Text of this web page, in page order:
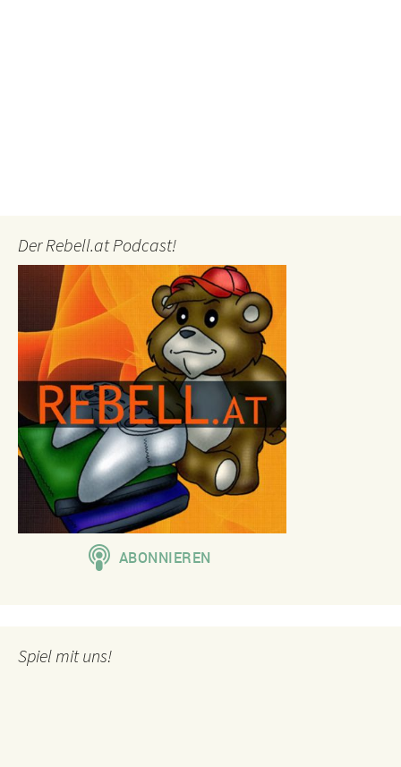
Der Rebell.at Podcast!
Spiel mit uns!